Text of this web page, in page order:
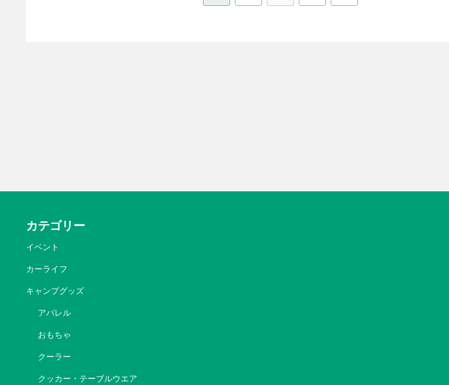
カテゴリー
イベント
カーライフ
キャンプグッズ
アパレル
おもちゃ
クーラー
クッカー・テーブルウエア